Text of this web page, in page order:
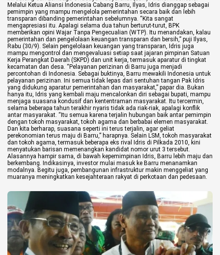
©
Copyright
2026
berita-
sulsel.com
.
All
Right
Reserved
Melalui Ketua Aliansi Indonesia Cabang Barru, Ilyas, Idris dianggap sebagai
pemimpin yang mampu mengelola pemerintahan secara baik dan lebih
transparan dibanding pemerintahan sebelumnya. “Kita sangat
mengapresiasi itu. Apalagi selama dua tahun berturut-turut, BPK
memberikan opini Wajar Tanpa Pengecualian (WTP). Itu menandakan, kalau
pemerintahan dan pengelolaan keuangan transparan dan bersih,” puji Ilyas,
Rabu (30/9). Selain pengelolaan keuangan yang transparan, Idris juga
mampu mengontrol dan mengevaluasi setiap saat jajaran pimpinan Satuan
Kerja Perangkat Daerah (SKPD) dan unit kerja, termasuk aparatur di tingkat
kecamatan dan desa. “Pelayanan perizinan di Barru juga menjadi
percontohan di Indonesia. Sebagai buktinya, Barru mewakili Indonesia untuk
pelayanan perizinan. Ini semua tidak lepas dari sentuhan tangan Pak Idris
yang didukung aparatur pemerintahan dan masyarakat,” papar dia. Bukan
hanya itu, Idris yang kembali maju mencalonkan diri sebagai bupati, mampu
menjaga suasana kondusif dan kententraman masyarakat. Itu tercermin,
selama beberapa tahun terakhir nyaris tidak ada riak-riak, apalagi konflik
antar masyarakat. “Itu semua karena terjalin hubungan baik antar pemimpin
dengan tokoh masyarakat, tokoh agama dan berbabai elemen masyarakat.
Dan kita berharap, suasana seperti ini terus terjalin, agar geliat
perekonomian terus maju di Barru,” harapnya. Selain LSM, tokoh masyarakat
dan tokoh agama, termasuk beberapa eks rival Idris di Pilkada 2010, kini
menyatukan barisan memenangkan kandidat nomor urut 3 tersebut.
Alasannya hampir sama, di bawah kepemimpinan Idris, Barru lebih maju dan
berkembang. Indikasinya, investor mulai masuk ke Barru menanamkan
modalnya. Begitu juga, pembangunan infrastruktur makin menggeliat yang
muaranya meningkatkan kesejahteraan rakyat di perkotaan dan pedesaan.